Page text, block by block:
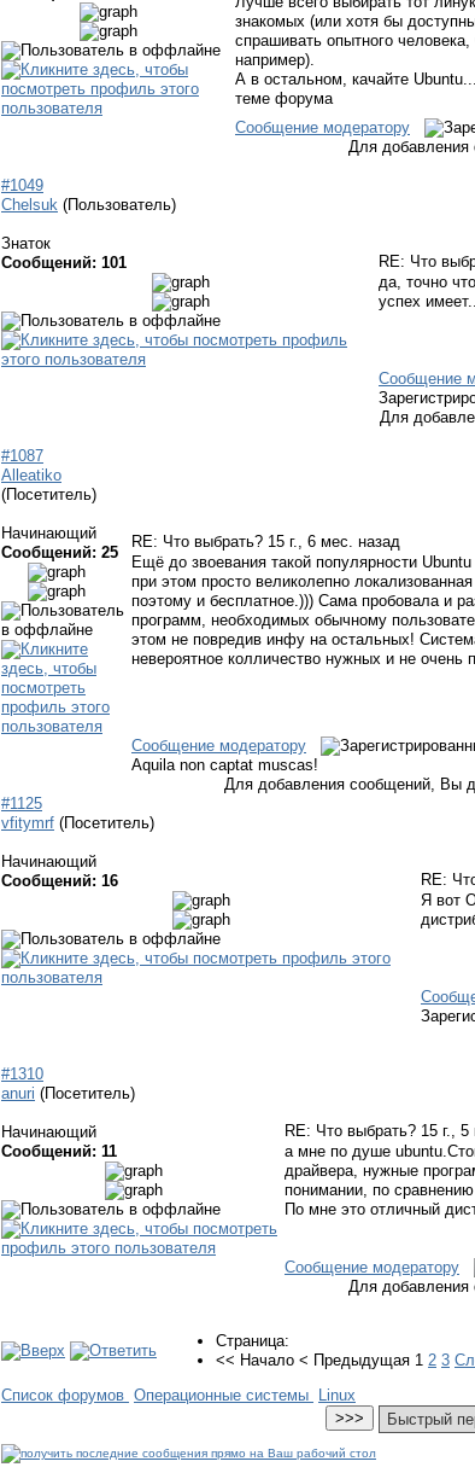
знакомых (или хотя бы
спрашивать опытного
например).
А в остальном, качайте
теме форума
Сообщение модератору
Для добавления
#1049
Chelsuk (Пользователь)
Знаток
Сообщений: 101
RE: Что
да, точно
успех
Сообщение
Для
#1087
Alleatiko
(Посетитель)
Начинающий
Сообщений: 25
RE: Что выбрать? 15 г., 6 мес. назад
Ещё до звоевания такой популярности
при этом просто великолепно
поэтому и бесплатное.))) Сама пробовала и
программ, необходимых обычному
этом не повредив инфу на остальных!
невероятное колличество нужных и не очень
Сообщение модератору
Aquila non captat muscas!
Для добавления сообщений, Вы
#1125
vfitymrf (Посетитель)
Начинающий
Сообщений: 16
RE:
Я вот
#1310
anuri (Посетитель)
Начинающий
Сообщений: 11
RE: Что выбрать? 15 г.,
а мне по душе
драйвера, нужные
понимании, по
По мне это отличный
Сообщение модератору
Для добавления
Страница:
<< Начало < Предыдущая 1 2 3
Список форумов Операционные системы Linux